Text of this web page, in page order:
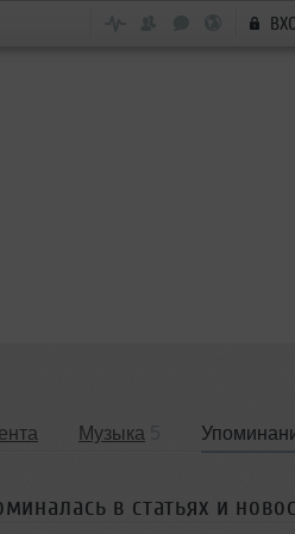
Музыка
в статьях и